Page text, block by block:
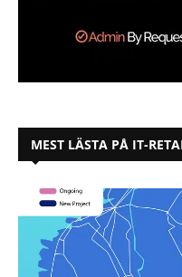
MEST LÄSTA PÅ IT-